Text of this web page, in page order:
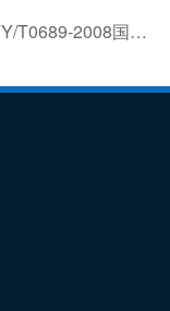
Phi-X174噬菌体专用检测